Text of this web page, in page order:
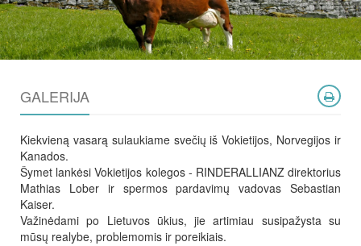
GALERIJA
Kiekvieną vasarą sulaukiame svečių iš Vokietijos, Norvegijos ir
Kanados.
Šymet lankėsi Vokietijos kolegos - RINDERALLIANZ direktorius
Mathias Lober ir spermos pardavimų vadovas Sebastian
Kaiser.
Važinėdami po Lietuvos ūkius, jie artimiau susipažysta su
mūsų realybe, problemomis ir poreikiais.